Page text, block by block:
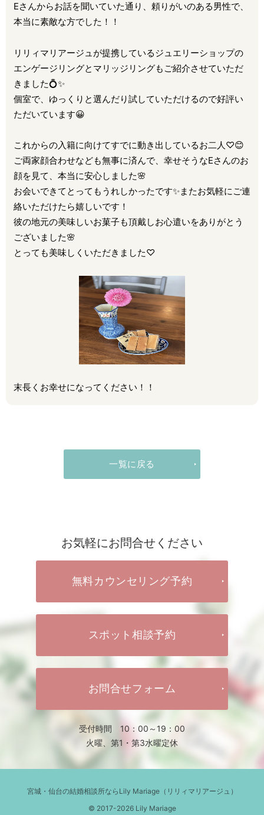
Eさんからお話を聞いていた通り、頼りがいのある男性で、
本当に素敵な方でした！！
リリィマリアージュが提携しているジュエリーショップの
エンゲージリングとマリッジリングもご紹介させていただ
きました💍✨
個室で、ゆっくりと選んだり試していただけるので好評い
ただいています😀
これからの入籍に向けてすでに動き出しているお二人♡😊
ご両家顔合わせなども無事に済んで、幸せそうなEさんのお
顔を見て、本当に安心しました🌸
お会いできてとってもうれしかったです✨またお気軽にご連
絡いただけたら嬉しいです！
彼の地元の美味しいお菓子も頂戴しお心遣いをありがとう
ございました🌸
とっても美味しくいただきました♡
末長くお幸せになってください！！
一覧に戻る
お気軽にお問合せください
無料カウンセリング予約
スポット相談予約
お問合せフォーム
受付時間 10：00～19：00
火曜、第1・第3水曜定休
© 2017-2026 Lily Mariage
宮城・仙台の結婚相談所ならLily Mariage（リリィマリアージュ）